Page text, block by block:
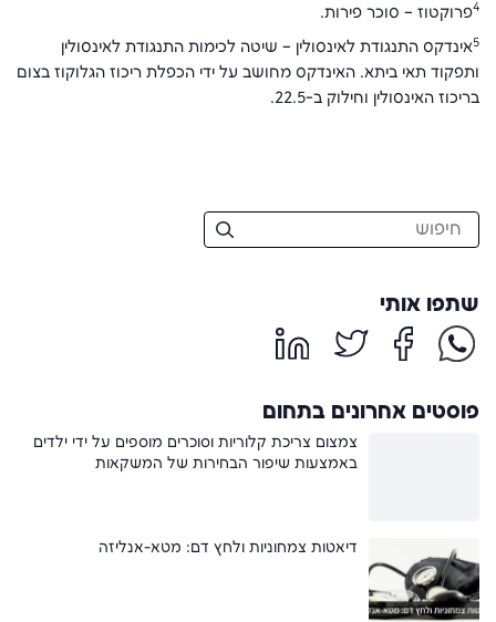
4פרוקטוז – סוכר פירות.
5אינדקס התנגודת לאינסולין – שיטה לכימות התנגודת לאינסולין
ותפקוד תאי ביתא. האינדקס מחושב על ידי הכפלת ריכוז הגלוקוז בצום
בריכוז האינסולין וחילוק ב-22.5.
שתפו אותי
פוסטים אחרונים בתחום
צמצום צריכת קלוריות וסוכרים מוספים על ידי ילדים
באמצעות שיפור הבחירות של המשקאות
דיאטות צמחוניות ולחץ דם: מטא-אנליזה